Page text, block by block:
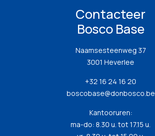
Contacteer
Bosco Base
Naamsesteenweg 37
3001 Heverlee
+32 16 24 16 20
boscobase@donbosco.be
Kantooruren:
ma-do: 8.30 u. tot 17.15 u.